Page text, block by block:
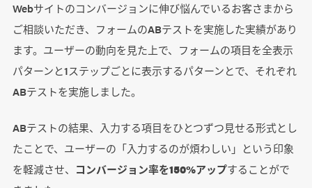
Webサイトのコンバージョンに伸び悩んでいるお客さまから
ご相談いただき、フォームのABテストを実施した実績があり
ます。ユーザーの動向を見た上で、フォームの項目を全表示
パターンと1ステップごとに表示するパターンとで、それぞれ
ABテストを実施しました。
ABテストの結果、入力する項目をひとつずつ見せる形式とし
たことで、ユーザーの「入力するのが煩わしい」という印象
を軽減させ、 コンバージョン率を150%アップすることがで